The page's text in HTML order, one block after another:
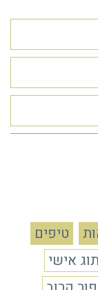
טיפים
אישי